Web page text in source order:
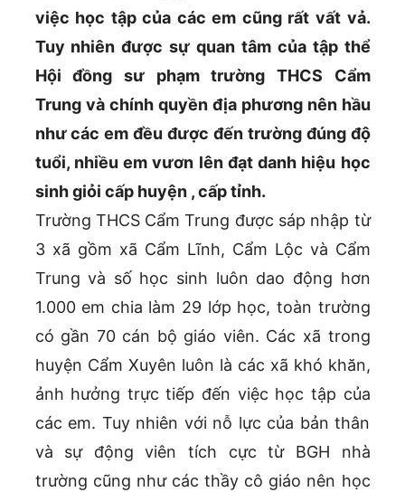
việc học tập của các em cũng rất vất vả.
Tuy nhiên được sự quan tâm của tập thể
Hội đồng sư phạm trường THCS Cẩm
Trung và chính quyền địa phương nên hầu
như các em đều được đến trường đúng độ
tuổi, nhiều em vươn lên đạt danh hiệu học
sinh giỏi cấp huyện , cấp tỉnh.
Trường THCS Cẩm Trung được sáp nhập từ
3 xã gồm xã Cẩm Lĩnh, Cẩm Lộc và Cẩm
Trung và số học sinh luôn dao động hơn
1.000 em chia làm 29 lớp học, toàn trường
có gần 70 cán bộ giáo viên. Các xã trong
huyện Cẩm Xuyên luôn là các xã khó khăn,
ảnh hưởng trực tiếp đến việc học tập của
các em. Tuy nhiên với nỗ lực của bản thân
và sự động viên tích cực từ BGH nhà
trường cũng như các thầy cô giáo nên học